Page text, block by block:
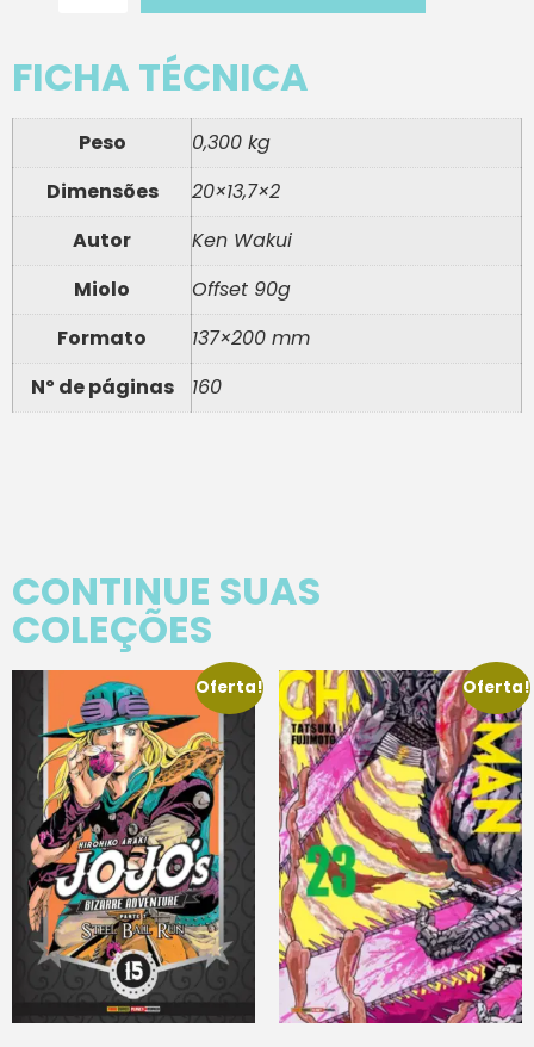
FICHA TÉCNICA
Peso
0,300 kg
Dimensões
20×13,7×2
Autor
Ken Wakui
Miolo
Offset 90g
Formato
137×200 mm
Nº de páginas
160
CONTINUE SUAS
COLEÇÕES
Oferta! Oferta!